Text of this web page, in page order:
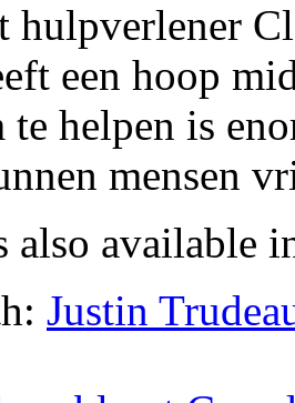
hulpverlener
een hoop
te helpen is
mensen
also available
Justin